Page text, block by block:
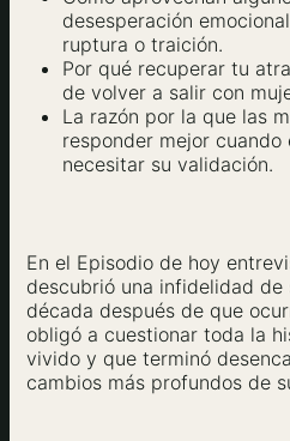
desesperación
ruptura o traición.
Por qué recuperar tu
de volver a salir con
La razón por la que las
responder mejor
necesitar su validación.
En el Episodio de hoy
descubrió una infidelidad de
década después de que
obligó a cuestionar toda la
vivido y que terminó
cambios más profundos de